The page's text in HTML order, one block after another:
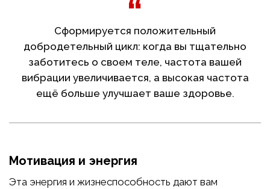
Сформируется положительный
добродетельный цикл: когда вы тщательно
заботитесь о своем теле, частота вашей
вибрации увеличивается, а высокая частота
ещё больше улучшает ваше здоровье.
Мотивация и энергия
Эта энергия и жизнеспособность дают вам